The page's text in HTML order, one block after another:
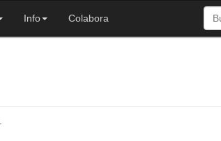
Info Colabora